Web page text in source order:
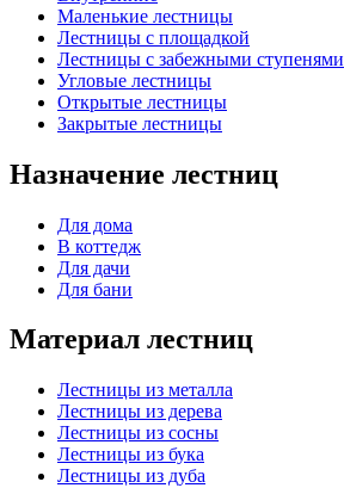
Маленькие лестницы
Лестницы с площадкой
Лестницы с забежными ступенями
Угловые лестницы
Открытые лестницы
Закрытые лестницы
Назначение лестниц
Для дома
В коттедж
Для дачи
Для бани
Материал лестниц
Лестницы из металла
Лестницы из дерева
Лестницы из сосны
Лестницы из бука
Лестницы из дуба